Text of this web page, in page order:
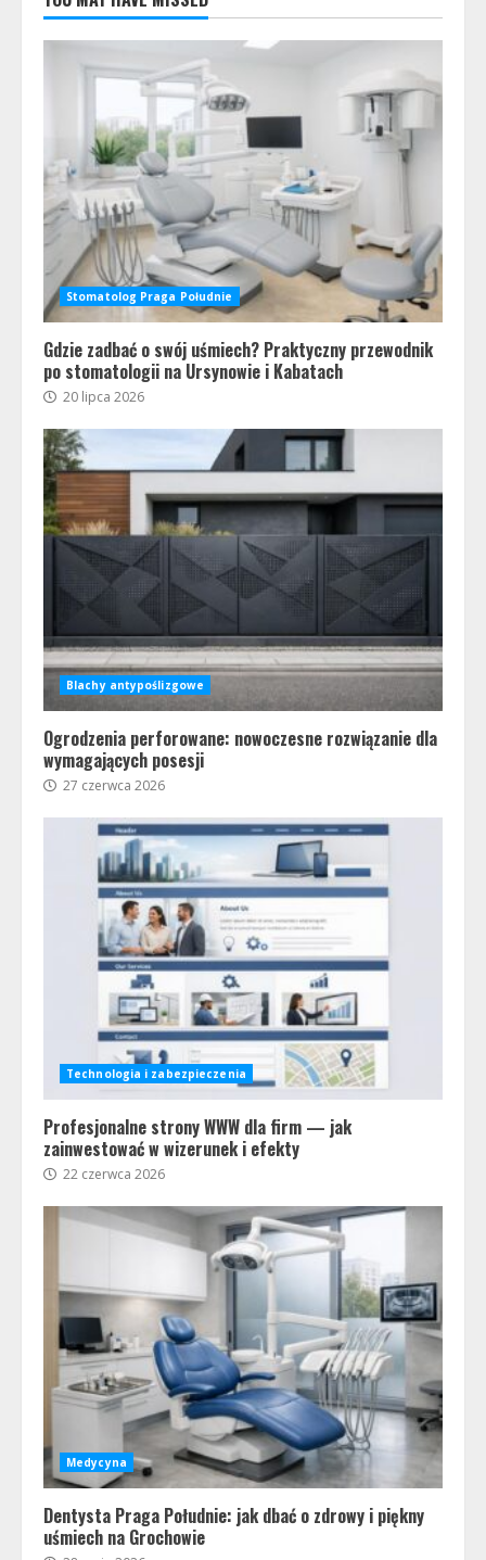
Stomatolog Praga Południe
Gdzie zadbać o swój uśmiech? Praktyczny przewodnik
po stomatologii na Ursynowie i Kabatach
20 lipca 2026
Blachy antypoślizgowe
Ogrodzenia perforowane: nowoczesne rozwiązanie dla
wymagających posesji
27 czerwca 2026
Technologia i zabezpieczenia
Profesjonalne strony WWW dla firm — jak
zainwestować w wizerunek i efekty
22 czerwca 2026
Medycyna
Dentysta Praga Południe: jak dbać o zdrowy i piękny
uśmiech na Grochowie